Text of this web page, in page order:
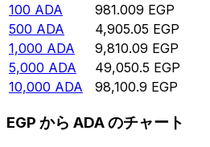
100 ADA 981.009 EGP
500 ADA 4,905.05 EGP
1,000 ADA 9,810.09 EGP
5,000 ADA 49,050.5 EGP
10,000 ADA 98,100.9 EGP
EGP から ADA のチャート